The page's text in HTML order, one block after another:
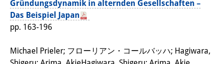
客員研究員プログラム
リンク
Gründungsdynamik in alternden Gesellschaften –
Das Beispiel Japan
pp. 163-196
Michael Prieler; フローリアン・コールバッハ; Hagiwara,